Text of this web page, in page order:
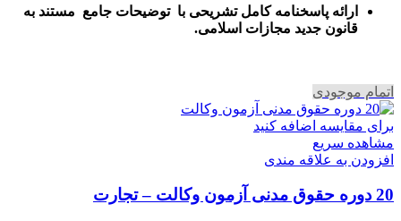
ارائه پاسخنامه کامل تشریحی با توضیحات جامع مستند به
قانون جدید مجازات اسلامی.
اتمام موجودی
برای مقایسه اضافه کنید
مشاهده سریع
افزودن به علاقه مندی
20 دوره حقوق مدنی آزمون وکالت – تجارت